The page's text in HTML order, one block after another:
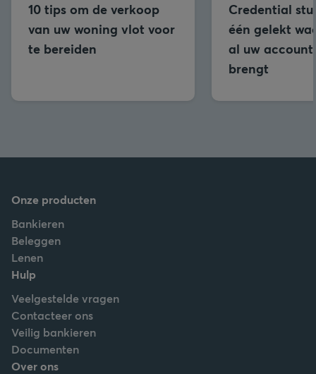
10 tips om de verkoop
van uw woning vlot voor
te bereiden
Credential
één gelekt
al uw
brengt
Onze producten
Bankieren
Beleggen
Lenen
Hulp
Veelgestelde vragen
Contacteer ons
Veilig bankieren
Documenten
Over ons